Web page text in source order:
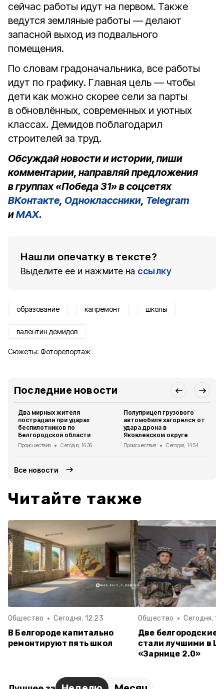
сейчас работы идут на первом. Также
ведутся земляные работы — делают
запасной выход из подвального
помещения.
По словам градоначальника, все работы
идут по графику. Главная цель — чтобы
дети как можно скорее сели за парты
в обновлённых, современных и уютных
классах. Демидов поблагодарил
строителей за труд.
Обсуждай новости и истории, пиши
комментарии, направляй предложения
в группах «Победа 31» в соцсетях
ВКонтакте, Одноклассники, Telegram
иMAX.
Нашли опечатку в тексте?
Выделите ее и нажмите на ссылку
образование капремонт школы
валентин демидов
Сюжеты: Фоторепортаж
Последние новости
Два мирных жителя
пострадали при ударах
беспилотников по
Белгородской области
Происшествия Сегодня, 16:36
Полуприцеп грузового
автомобиля загорелся от
удара дрона в
Яковлевском округе
Происшествия Сегодня, 14:54
Все новости
Читайте также
Общество Сегодня, 12:23
В Белгороде капитально
ремонтируют пять школ
Общество Сегодня,
Две белгородские
стали лучшими в
«Зарнице 2.0»